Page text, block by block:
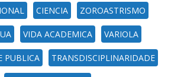
CIENCIA ZOROASTRISMO
VIDA ACADEMICA VARIOLA
PUBLICA TRANSDISCIPLINARIDADE